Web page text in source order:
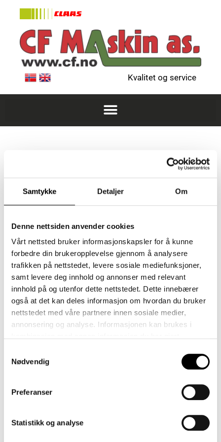
Samtykke Detaljer Om
Denne nettsiden anvender cookies
Vårt nettsted bruker informasjonskapsler for å kunne
forbedre din brukeropplevelse gjennom å analysere
trafikken på nettstedet, levere sosiale mediefunksjoner,
samt levere deg innhold og annonser med relevant
innhold på og utenfor dette nettstedet. Dette innebærer
også at det kan deles informasjon om hvordan du bruker
nettstedet med våre partnere innen sosiale medier,
annonsering og analyse. Informasjonen kan brukes i
annonsering og tilpasset kommunikasjon. Vi bruker bare
de data som du gir ditt samtykke til, med unntak av
nødvendige informasjonskapsler som må være til stede
for at vitale funksjoner på nettsiden skal kunne fungere.
Nødvendig
Preferanser
Statistikk og analyse
Kvalitet og service
Theodorsen
lærling, landbruksmekaniker